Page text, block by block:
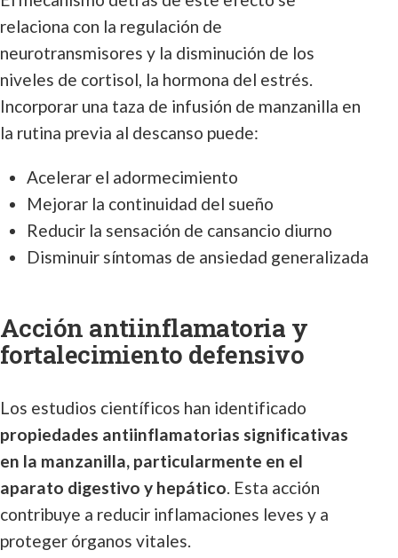
relaciona con la regulación de
neurotransmisores y la disminución de los
niveles de cortisol, la hormona del estrés.
Incorporar una taza de infusión de manzanilla en
la rutina previa al descanso puede:
Acelerar el adormecimiento
Mejorar la continuidad del sueño
Reducir la sensación de cansancio diurno
Disminuir síntomas de ansiedad generalizada
Acción antiinflamatoria y
fortalecimiento defensivo
Los estudios científicos han identificado
propiedades antiinflamatorias significativas
en la manzanilla, particularmente en el
aparato digestivo y hepático. Esta acción
contribuye a reducir inflamaciones leves y a
proteger órganos vitales.